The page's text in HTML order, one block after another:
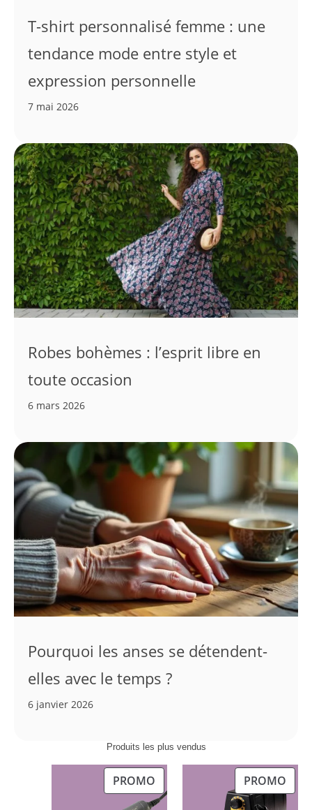
T-shirt personnalisé femme : une
tendance mode entre style et
expression personnelle
7 mai 2026
Robes bohèmes : l’esprit libre en
toute occasion
6 mars 2026
Pourquoi les anses se détendent-
elles avec le temps ?
6 janvier 2026
Produits les plus vendus
PROMOPRODUIT
EN
PROMO
EN